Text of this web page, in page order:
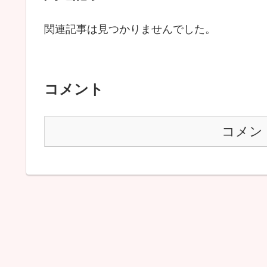
関連記事は見つかりませんでした。
コメント
コメン